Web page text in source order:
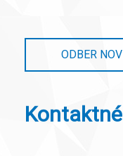
ODBER